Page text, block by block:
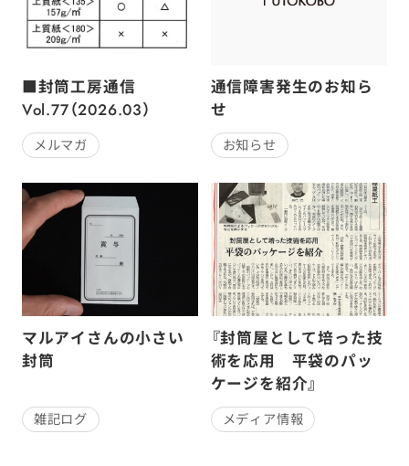
■封筒工房通信
Vol.77（2026.03）
メルマガ
通信障害発生のお知ら
せ
お知らせ
マルアイさんの小さい
封筒
雑記ログ
『封筒屋として培った技
術を応用 平袋のパッ
ケージを紹介』
メディア情報